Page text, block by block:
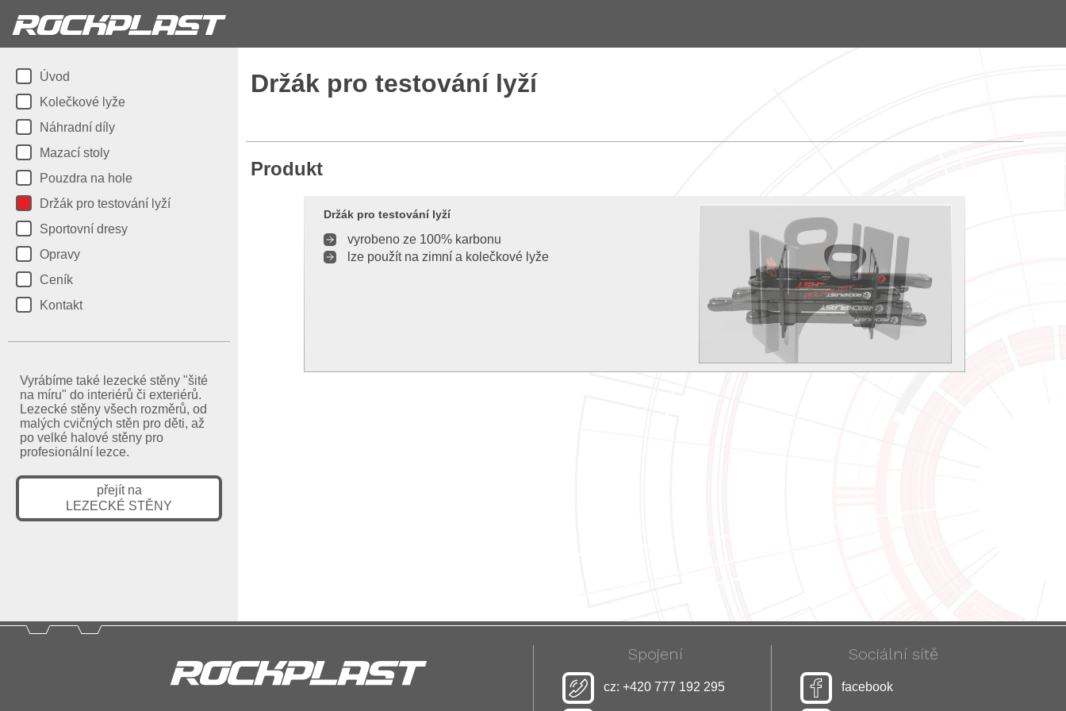
Úvod
Kolečkové lyže
Náhradní díly
Mazací stoly
Pouzdra na hole
Držák pro testování lyží
Sportovní dresy
Opravy
Ceník
Kontakt
Vyrábíme také lezecké stěny "šité
na míru" do interiérů či exteriérů.
Lezecké stěny všech rozměrů, od
malých cvičných stěn pro děti, až
po velké halové stěny pro
profesionální lezce.
přejít na
LEZECKÉ STĚNY
Držák pro testování lyží
Produkt
Držák pro testování lyží
vyrobeno ze 100% karbonu
lze použít na zimní a kolečkové lyže
Spojení
cz: +420 777 192 295
Sociální sítě
facebook